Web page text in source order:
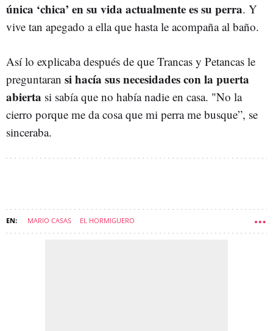
única ‘chica’ en su vida actualmente es su perra. Y
vive tan apegado a ella que hasta le acompaña al baño.
Así lo explicaba después de que Trancas y Petancas le
preguntaran si hacía sus necesidades con la puerta
abierta si sabía que no había nadie en casa. "No la
cierro porque me da cosa que mi perra me busque”, se
sinceraba.
MARIO CASAS EL HORMIGUERO